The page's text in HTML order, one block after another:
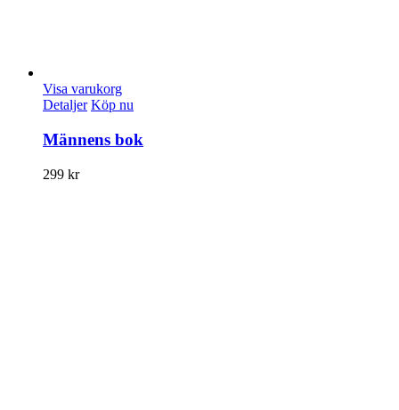
Visa varukorg
Detaljer Köp nu
Männens bok
299 kr